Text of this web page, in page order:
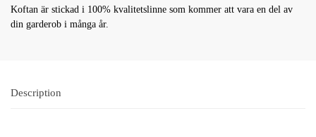
Koftan är stickad i 100% kvalitetslinne som kommer att vara en del av
din garderob i många år.
Description